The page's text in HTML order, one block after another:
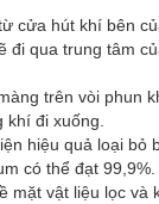
cửa hút khí bên
đi qua trung tâm
trên vòi phun
khí đi xuống.
hiệu quả loại bỏ
có thể đạt
vật liệu lọc và